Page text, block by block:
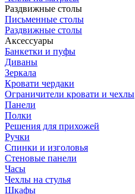
Раздвижные столы
Письменные столы
Раздвижные столы
Аксессуары
Банкетки и пуфы
Диваны
Зеркала
Кровати чердаки
Ограничители кровати и чехлы
Панели
Полки
Решения для прихожей
Ручки
Спинки и изголовья
Стеновые панели
Часы
Чехлы на стулья
Шкафы